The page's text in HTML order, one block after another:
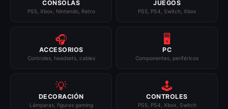
CONSOLAS
PS5, Xbox, Nintendo, Retro
JUEGOS
PS5, PS4, Switch, Xbox
🎧
ACCESORIOS
Controles, headsets, cables
🖥️
PC
Componentes, periféricos
💡
DECORACIÓN
Lámparas, figuras gaming
🕹️
CONTROLES
PS5, PS4, Xbox, Switch